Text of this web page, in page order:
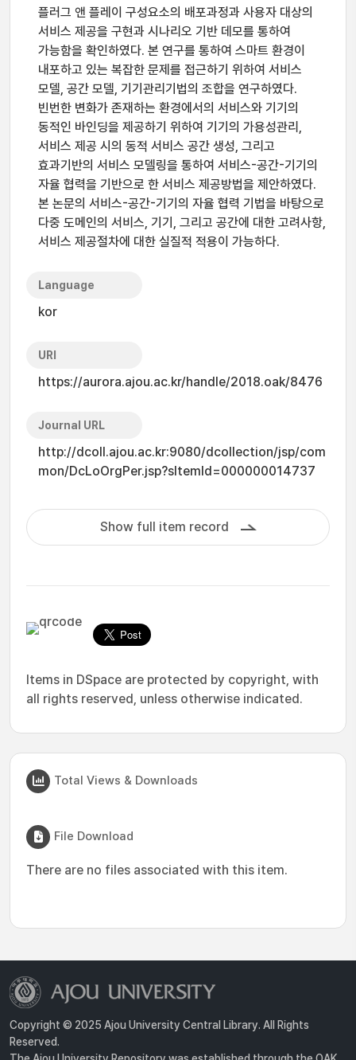
플러그 앤 플레이 구성요소의 배포과정과 사용자 대상의
서비스 제공을 구현과 시나리오 기반 데모를 통하여
가능함을 확인하였다. 본 연구를 통하여 스마트 환경이
내포하고 있는 복잡한 문제를 접근하기 위하여 서비스
모델, 공간 모델, 기기관리기법의 조합을 연구하였다.
빈번한 변화가 존재하는 환경에서의 서비스와 기기의
동적인 바인딩을 제공하기 위하여 기기의 가용성관리,
서비스 제공 시의 동적 서비스 공간 생성, 그리고
효과기반의 서비스 모델링을 통하여 서비스-공간-기기의
자율 협력을 기반으로 한 서비스 제공방법을 제안하였다.
본 논문의 서비스-공간-기기의 자율 협력 기법을 바탕으로
다중 도메인의 서비스, 기기, 그리고 공간에 대한 고려사항,
서비스 제공절차에 대한 실질적 적용이 가능하다.
Language
kor
URI
https://aurora.ajou.ac.kr/handle/2018.oak/8476
Journal URL
http://dcoll.ajou.ac.kr:9080/dcollection/jsp/com
mon/DcLoOrgPer.jsp?sItemId=000000014737
Show full item record
Items in DSpace are protected by copyright, with
all rights reserved, unless otherwise indicated.
Total Views & Downloads
File Download
There are no files associated with this item.
Copyright © 2025 Ajou University Central Library. All Rights
Reserved.